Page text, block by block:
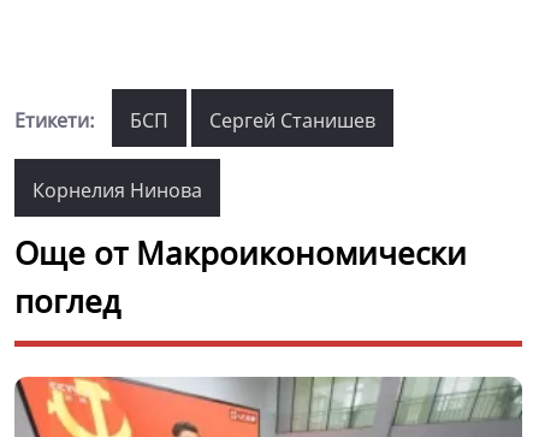
Етикети: БСП Сергей Станишев
Корнелия Нинова
Още от Макроикономически
поглед